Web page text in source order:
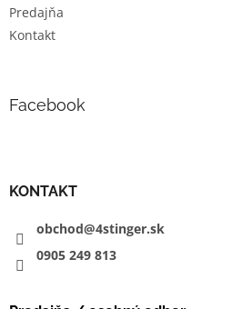
Predajňa
Kontakt
Facebook
KONTAKT
obchod@4stinger.sk
0905 249 813